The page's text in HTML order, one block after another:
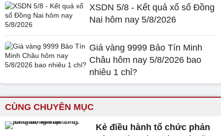
XSDN 5/8 - Kết quả xổ số Đồng
Nai hôm nay 5/8/2026
Giá vàng 9999 Bảo Tín Minh
Châu hôm nay 5/8/2026 bao
nhiêu 1 chỉ?
CÙNG CHUYÊN MỤC
Kẻ điều hành tổ chức phản